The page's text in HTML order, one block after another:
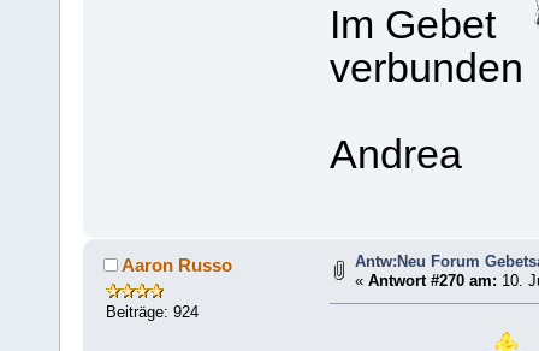
Im Gebet
verbunden
Andrea
Aaron Russo
Beiträge: 924
Antw:Neu Forum
«Antwort #270 am: 10.